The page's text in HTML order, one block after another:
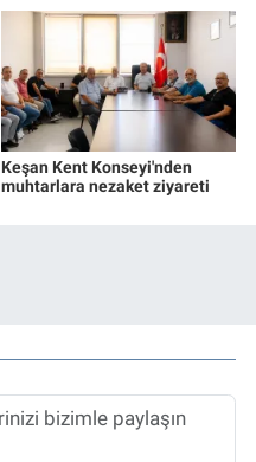
Keşan Kent Konseyi'nden
muhtarlara nezaket ziyareti